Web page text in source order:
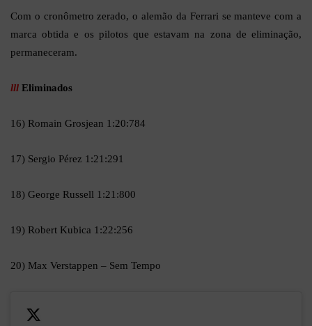
Com o cronômetro zerado, o alemão da Ferrari se manteve com a
marca obtida e os pilotos que estavam na zona de eliminação,
permaneceram.
lll Eliminados
16) Romain Grosjean 1:20:784
17) Sergio Pérez 1:21:291
18) George Russell 1:21:800
19) Robert Kubica 1:22:256
20) Max Verstappen – Sem Tempo